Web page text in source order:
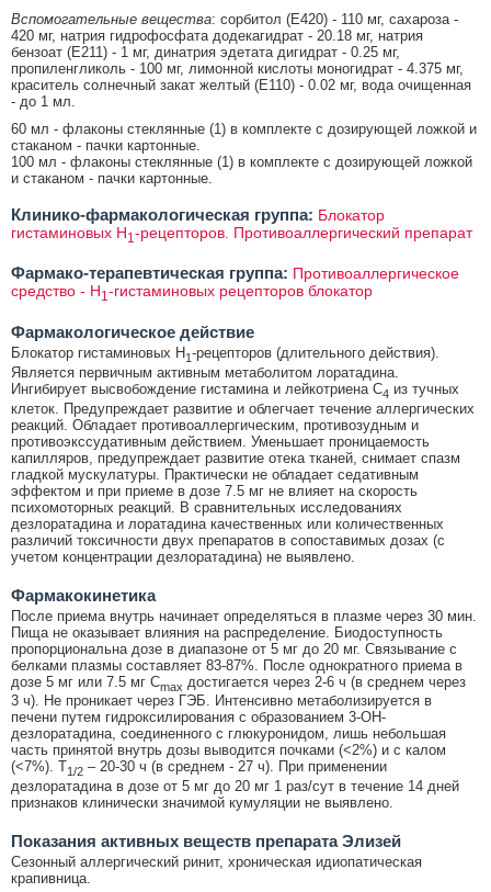
Вспомогательные вещества: сорбитол (Е420) - 110 мг, сахароза -
420 мг, натрия гидрофосфата додекагидрат - 20.18 мг, натрия
бензоат (Е211) - 1 мг, динатрия эдетата дигидрат - 0.25 мг,
пропиленгликоль - 100 мг, лимонной кислоты моногидрат - 4.375 мг,
краситель солнечный закат желтый (Е110) - 0.02 мг, вода очищенная
- до 1 мл.
60 мл - флаконы стеклянные (1) в комплекте с дозирующей ложкой и
стаканом - пачки картонные.
100 мл - флаконы стеклянные (1) в комплекте с дозирующей ложкой
и стаканом - пачки картонные.
Клинико-фармакологическая группа: Блокатор
гистаминовых Н1 -рецепторов. Противоаллергический препарат
Фармако-терапевтическая группа: Противоаллергическое
средство - H1 -гистаминовых рецепторов блокатор
Фармакологическое действие
Блокатор гистаминовых Н 1-рецепторов (длительного действия).
Является первичным активным метаболитом лоратадина.
Ингибирует высвобождение гистамина и лейкотриена С4 из тучных
клеток. Предупреждает развитие и облегчает течение аллергических
реакций. Обладает противоаллергическим, противозудным и
противоэкссудативным действием. Уменьшает проницаемость
капилляров, предупреждает развитие отека тканей, снимает спазм
гладкой мускулатуры. Практически не обладает седативным
эффектом и при приеме в дозе 7.5 мг не влияет на скорость
психомоторных реакций. В сравнительных исследованиях
дезлоратадина и лоратадина качественных или количественных
различий токсичности двух препаратов в сопоставимых дозах (с
учетом концентрации дезлоратадина) не выявлено.
Фармакокинетика
После приема внутрь начинает определяться в плазме через 30 мин.
Пища не оказывает влияния на распределение. Биодоступность
пропорциональна дозе в диапазоне от 5 мг до 20 мг. Связывание с
белками плазмы составляет 83-87%. После однократного приема в
дозе 5 мг или 7.5 мг Cmax достигается через 2-6 ч (в среднем через
3 ч). Не проникает через ГЭБ. Интенсивно метаболизируется в
печени путем гидроксилирования с образованием 3-ОН-
дезлоратадина, соединенного с глюкуронидом, лишь небольшая
часть принятой внутрь дозы выводится почками (<2%) и с калом
(<7%). T1/2 – 20-30 ч (в среднем - 27 ч). При применении
дезлоратадина в дозе от 5 мг до 20 мг 1 раз/сут в течение 14 дней
признаков клинически значимой кумуляции не выявлено.
Показания активных веществ препарата Элизей
Сезонный аллергический ринит, хроническая идиопатическая
крапивница.